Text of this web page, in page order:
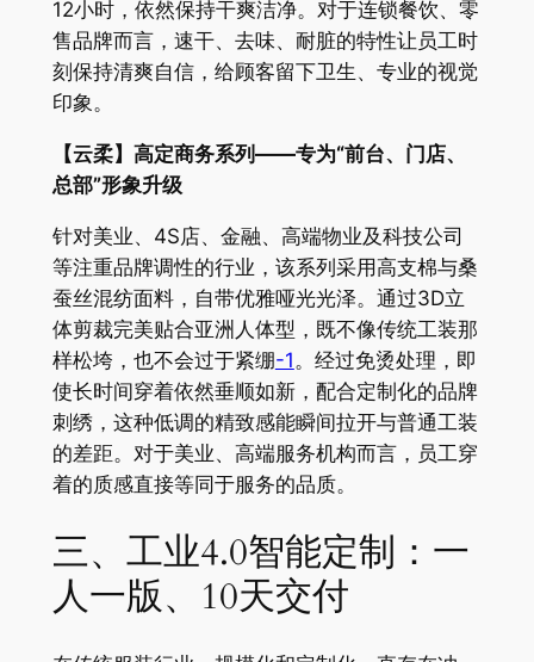
12小时，依然保持干爽洁净。对于连锁餐饮、零
售品牌而言，速干、去味、耐脏的特性让员工时
刻保持清爽自信，给顾客留下卫生、专业的视觉
印象。
【云柔】高定商务系列——专为“前台、门店、
总部”形象升级
针对美业、4S店、金融、高端物业及科技公司
等注重品牌调性的行业，该系列采用高支棉与桑
蚕丝混纺面料，自带优雅哑光光泽。通过3D立
体剪裁完美贴合亚洲人体型，既不像传统工装那
样松垮，也不会过于紧绷-1。经过免烫处理，即
使长时间穿着依然垂顺如新，配合定制化的品牌
刺绣，这种低调的精致感能瞬间拉开与普通工装
的差距。对于美业、高端服务机构而言，员工穿
着的质感直接等同于服务的品质。
三、工业4.0智能定制：一
人一版、10天交付